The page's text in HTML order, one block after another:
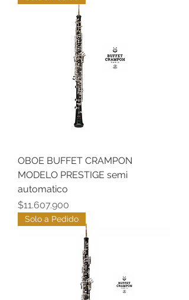
OBOE BUFFET CRAMPON
MODELO PRESTIGE semi
automatico
Precio
$11.607.900
Solo a Pedido